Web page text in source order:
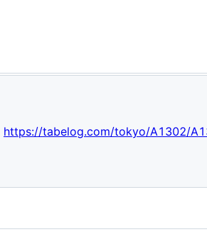
https://tabelog.com/tokyo/A1302/